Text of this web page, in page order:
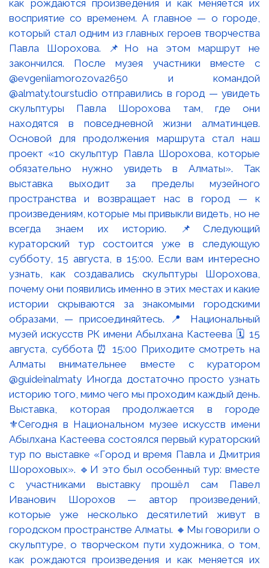
Выставка, которая продолжается в городе
⚜️Сегодня в Национальном музее искусств имени
Абылхана Кастеева состоялся первый кураторский
тур по выставке «Город и время Павла и Дмитрия
Шороховых». 🔹И это был особенный тур: вместе
с участниками выставку прошёл сам Павел
Иванович Шорохов — автор произведений,
которые уже несколько десятилетий живут в
городском пространстве Алматы. 🔸Мы говорили о
скульптуре, о творческом пути художника, о том,
как рождаются произведения и как меняется их